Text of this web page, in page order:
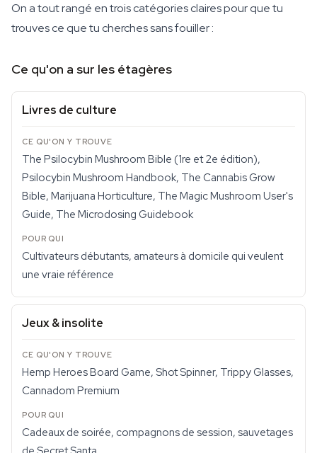
On a tout rangé en trois catégories claires pour que tu
trouves ce que tu cherches sans fouiller :
Ce qu'on a sur les étagères
Livres de culture
The Psilocybin Mushroom Bible (1re et 2e édition),
Psilocybin Mushroom Handbook, The Cannabis Grow
Bible, Marijuana Horticulture, The Magic Mushroom User's
Guide, The Microdosing Guidebook
Cultivateurs débutants, amateurs à domicile qui veulent
une vraie référence
Jeux & insolite
Hemp Heroes Board Game, Shot Spinner, Trippy Glasses,
Cannadom Premium
Cadeaux de soirée, compagnons de session, sauvetages